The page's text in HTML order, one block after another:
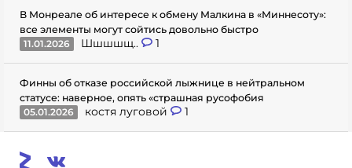
В Монреале об интересе к обмену Малкина в «Миннесоту»:
все элементы могут сойтись довольно быстро
11.01.2026
Шшшшщ.. 1
Финны об отказе российской лыжнице в нейтральном
статусе: наверное, опять «страшная русофобия
05.01.2026
костя луговой 1